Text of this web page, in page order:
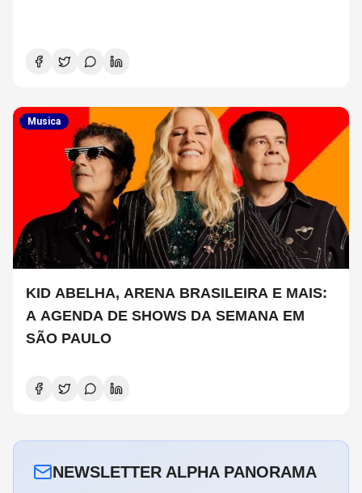
Musica
KID ABELHA, ARENA BRASILEIRA E MAIS:
A AGENDA DE SHOWS DA SEMANA EM
SÃO PAULO
NEWSLETTER ALPHA PANORAMA